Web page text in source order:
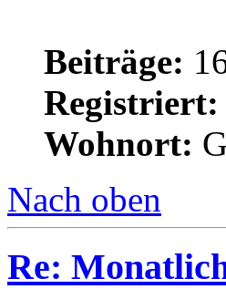
Beiträge:
Registriert:
Wohnort:
Nach oben
Re: